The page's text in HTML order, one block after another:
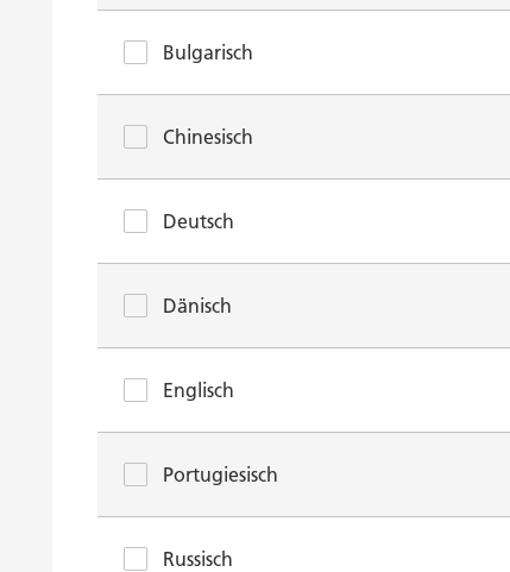
Bulgarisch
Chinesisch
Deutsch
Dänisch
Englisch
Portugiesisch
Russisch